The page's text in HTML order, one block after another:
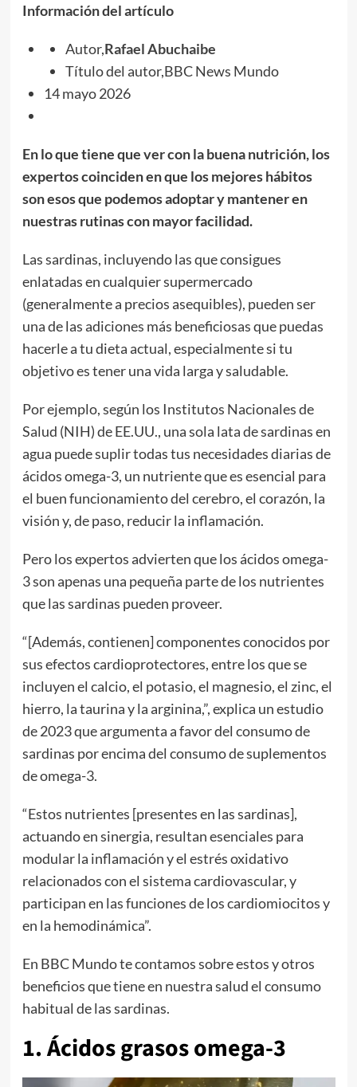
Información del artículo
Autor,Rafael Abuchaibe
Título del autor,BBC News Mundo
14 mayo 2026
En lo que tiene que ver con la buena nutrición, los
expertos coinciden en que los mejores hábitos
son esos que podemos adoptar y mantener en
nuestras rutinas con mayor facilidad.
Las sardinas, incluyendo las que consigues
enlatadas en cualquier supermercado
(generalmente a precios asequibles), pueden ser
una de las adiciones más beneficiosas que puedas
hacerle a tu dieta actual, especialmente si tu
objetivo es tener una vida larga y saludable.
Por ejemplo, según los Institutos Nacionales de
Salud (NIH) de EE.UU., una sola lata de sardinas en
agua puede suplir todas tus necesidades diarias de
ácidos omega-3, un nutriente que es esencial para
el buen funcionamiento del cerebro, el corazón, la
visión y, de paso, reducir la inflamación.
Pero los expertos advierten que los ácidos omega-
3 son apenas una pequeña parte de los nutrientes
que las sardinas pueden proveer.
“[Además, contienen] componentes conocidos por
sus efectos cardioprotectores, entre los que se
incluyen el calcio, el potasio, el magnesio, el zinc, el
hierro, la taurina y la arginina,”, explica un estudio
de 2023 que argumenta a favor del consumo de
sardinas por encima del consumo de suplementos
de omega-3.
“Estos nutrientes [presentes en las sardinas],
actuando en sinergia, resultan esenciales para
modular la inflamación y el estrés oxidativo
relacionados con el sistema cardiovascular, y
participan en las funciones de los cardiomiocitos y
en la hemodinámica”.
En BBC Mundo te contamos sobre estos y otros
beneficios que tiene en nuestra salud el consumo
habitual de las sardinas.
1. Ácidos grasos omega-3